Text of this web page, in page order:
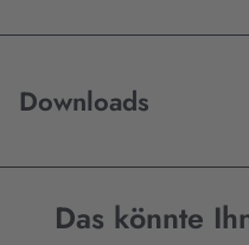
Downloads
Das könnte